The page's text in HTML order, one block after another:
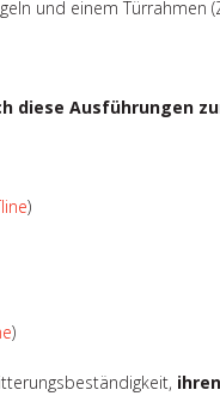
und einem
diese Ausführungen
)
)